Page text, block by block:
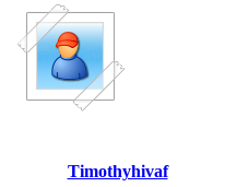
Timothyhivaf